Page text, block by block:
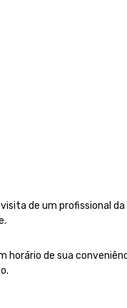
de um profissional da
horário de sua